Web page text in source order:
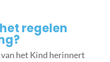
regelen
het Kind herinnert